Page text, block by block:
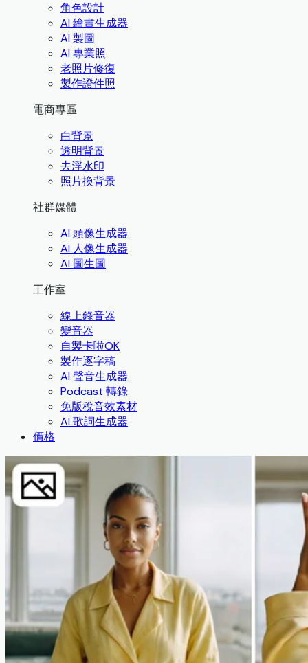
角色設計
AI 繪畫生成器
AI 製圖
AI 專業照
老照片修復
製作證件照
電商專區
白背景
透明背景
去浮水印
照片換背景
社群媒體
AI 頭像生成器
AI 人像生成器
AI 圖生圖
工作室
線上錄音器
變音器
自製卡啦OK
製作逐字稿
AI 聲音生成器
Podcast 轉錄
免版稅音效素材
AI 歌詞生成器
價格